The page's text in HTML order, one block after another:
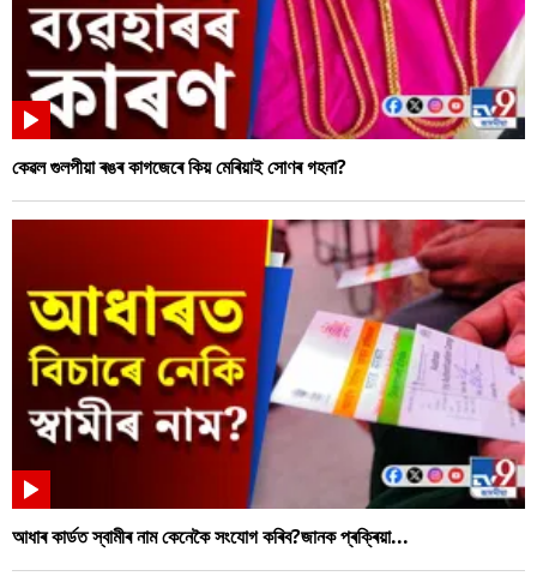
কেৱল গুলপীয়া ৰঙৰ কাগজেৰে কিয় মেৰিয়াই সোণৰ গহনা?
আধাৰ কাৰ্ডত স্বামীৰ নাম কেনেকৈ সংযোগ কৰিব?জানক প্ৰক্ৰিয়া...